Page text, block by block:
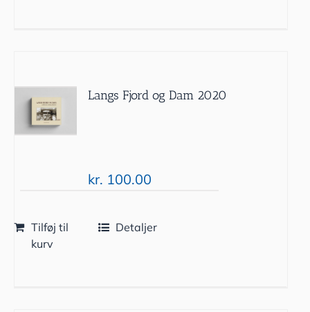
Langs Fjord og Dam 2020
kr. 100.00
Tilføj til
kurv
Detaljer